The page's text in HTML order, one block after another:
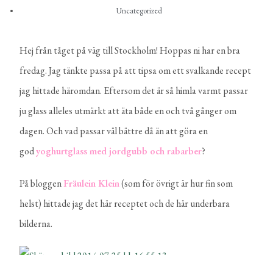
Uncategorized
Hej från tåget på väg till Stockholm! Hoppas ni har en bra
fredag. Jag tänkte passa på att tipsa om ett svalkande recept
jag hittade häromdan. Eftersom det är så himla varmt passar
ju glass alleles utmärkt att äta både en och två gånger om
dagen. Och vad passar väl bättre då än att göra en
godyoghurtglass med jordgubb och rabarber?
På bloggenFräulein Klein(som för övrigt är hur fin som
helst) hittade jag det här receptet och de här underbara
bilderna.